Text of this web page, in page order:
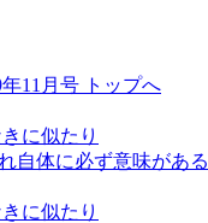
年11月号 トップへ
に似たり
自体に必ず意味がある
に似たり